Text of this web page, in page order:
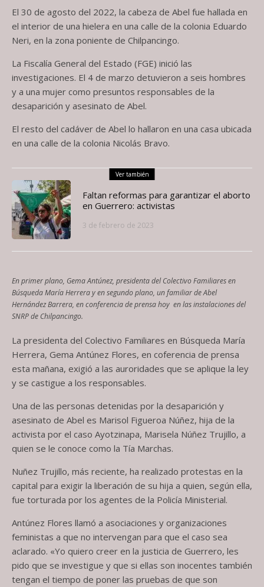
El 30 de agosto del 2022, la cabeza de Abel fue hallada en
el interior de una hielera en una calle de la colonia Eduardo
Neri, en la zona poniente de Chilpancingo.
La Fiscalía General del Estado (FGE) inició las
investigaciones. El 4 de marzo detuvieron a seis hombres
y a una mujer como presuntos responsables de la
desaparición y asesinato de Abel.
El resto del cadáver de Abel lo hallaron en una casa ubicada
en una calle de la colonia Nicolás Bravo.
Ver también
Faltan reformas para garantizar el aborto
en Guerrero: activistas
3 de febrero de 2023
En primer plano, Gema Antúnez, presidenta del Colectivo Familiares en
Búsqueda María Herrera y en segundo plano, un familiar de Abel
Hernández Barrera, en conferencia de prensa hoy en las instalaciones del
SNRP de Chilpancingo.
La presidenta del Colectivo Familiares en Búsqueda María
Herrera, Gema Antúnez Flores, en coferencia de prensa
esta mañana, exigió a las auroridades que se aplique la ley
y se castigue a los responsables.
Una de las personas detenidas por la desaparición y
asesinato de Abel es Marisol Figueroa Núñez, hija de la
activista por el caso Ayotzinapa, Marisela Núñez Trujillo, a
quien se le conoce como la Tía Marchas.
Nuñez Trujillo, más reciente, ha realizado protestas en la
capital para exigir la liberación de su hija a quien, según ella,
fue torturada por los agentes de la Policía Ministerial.
Antúnez Flores llamó a asociaciones y organizaciones
feministas a que no intervengan para que el caso sea
aclarado. «Yo quiero creer en la justicia de Guerrero, les
pido que se investigue y que si ellas son inocentes también
tengan el tiempo de poner las pruebas de que son